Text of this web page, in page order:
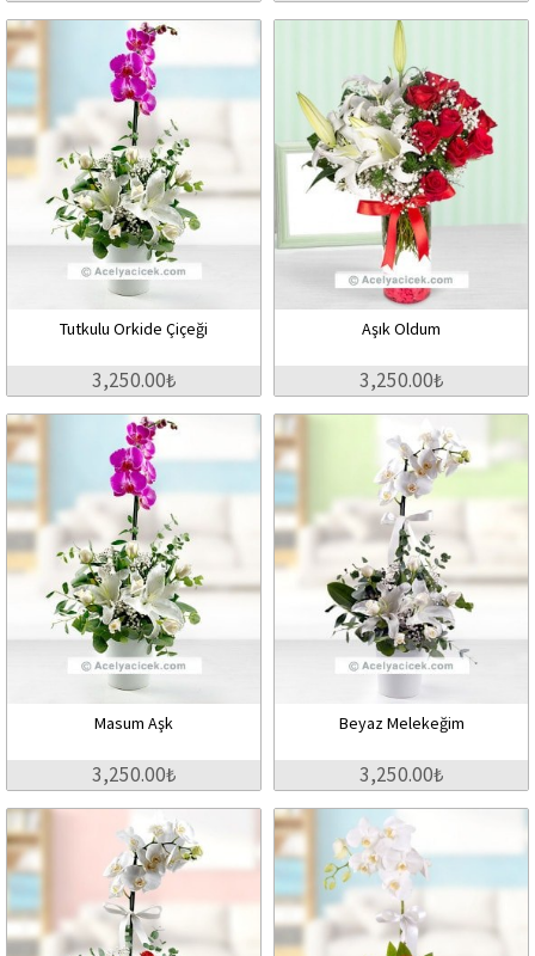
Tutkulu Orkide Çiçeği
3,250.00₺
Aşık Oldum
3,250.00₺
Masum Aşk
3,250.00₺
Beyaz Melekeğim
3,250.00₺